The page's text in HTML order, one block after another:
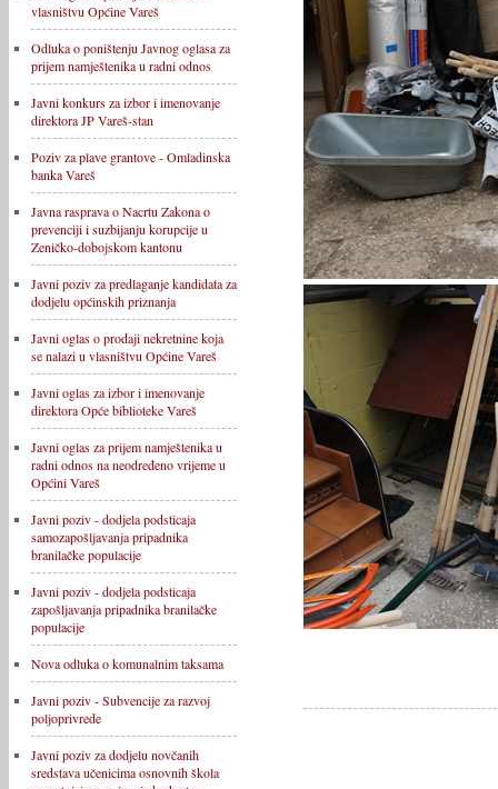
vlasništvu Općine Vareš
Odluka o poništenju Javnog oglasa za
prijem namještenika u radni odnos
Javni konkurs za izbor i imenovanje
direktora JP Vareš-stan
Poziv za plave grantove - Omladinska
banka Vareš
Javna rasprava o Nacrtu Zakona o
prevenciji i suzbijanju korupcije u
Zeničko-dobojskom kantonu
Javni poziv za predlaganje kandidata za
dodjelu općinskih priznanja
Javni oglas o prodaji nekretnine koja
se nalazi u vlasništvu Općine Vareš
Javni oglas za izbor i imenovanje
direktora Opće biblioteke Vareš
Javni oglas za prijem namještenika u
radni odnos na neodređeno vrijeme u
Općini Vareš
Javni poziv - dodjela podsticaja
samozapošljavanja pripadnika
branilačke populacije
Javni poziv - dodjela podsticaja
zapošljavanja pripadnika branilačke
populacije
Nova odluka o komunalnim taksama
Javni poziv - Subvencije za razvoj
poljoprivrede
Javni poziv za dodjelu novčanih
sredstava učenicima osnovnih škola